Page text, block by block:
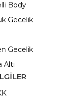
Body
Gecelik
Gecelik
Altı